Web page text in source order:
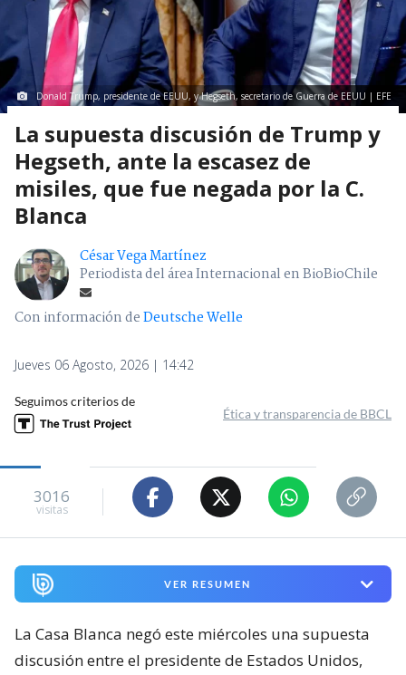
Donald Trump, presidente de EEUU, y Hegseth, secretario de Guerra de EEUU | EFE
La supuesta discusión de Trump y
Hegseth, ante la escasez de
misiles, que fue negada por la C.
Blanca
César Vega Martínez
Periodista del área Internacional en BioBioChile
Con información deDeutsche Welle
Jueves 06 Agosto, 2026 | 14:42
Seguimos criterios de
Ética y transparencia de BBCL
3016
visitas
VER RESUMEN
La Casa Blanca negó este miércoles una supuesta
discusión entre el presidente de Estados Unidos,